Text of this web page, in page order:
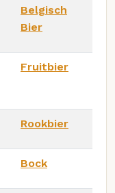
Belgisch
Bier
Fruitbier
Rookbier
Bock